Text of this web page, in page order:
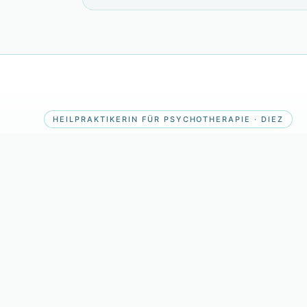
HEILPRAKTIKERIN FÜR PSYCHOTHERAPIE · DIEZ